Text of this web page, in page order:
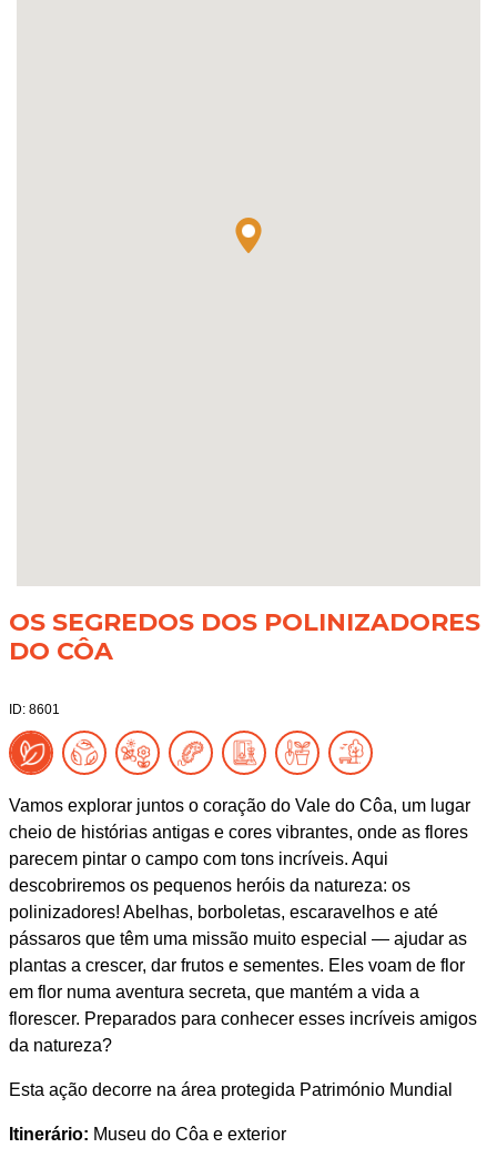
OS SEGREDOS DOS POLINIZADORES
DO CÔA
ID: 8601
Vamos explorar juntos o coração do Vale do Côa, um lugar
cheio de histórias antigas e cores vibrantes, onde as flores
parecem pintar o campo com tons incríveis. Aqui
descobriremos os pequenos heróis da natureza: os
polinizadores! Abelhas, borboletas, escaravelhos e até
pássaros que têm uma missão muito especial — ajudar as
plantas a crescer, dar frutos e sementes. Eles voam de flor
em flor numa aventura secreta, que mantém a vida a
florescer. Preparados para conhecer esses incríveis amigos
da natureza?
Esta ação decorre na área protegida Património Mundial
Itinerário: Museu do Côa e exterior